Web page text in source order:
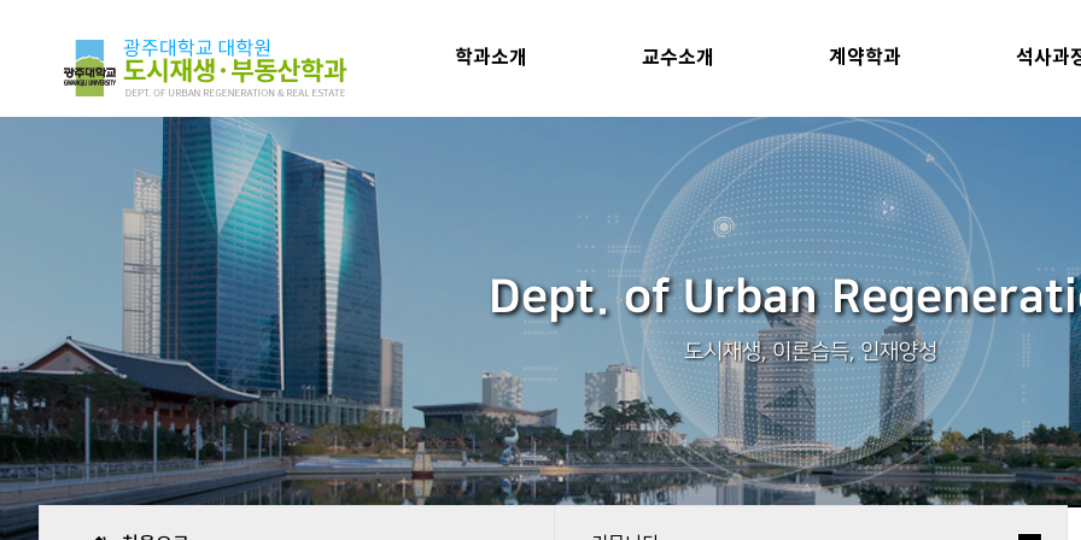
학과소개 교수소개 계약학과 석사과
Dept. of Urban
도시재생, 이론습득, 인재양성